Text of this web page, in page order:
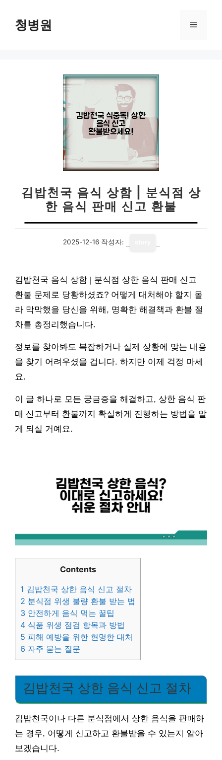
청병원 메
김밥천국 음식 상함 | 분식점 상
한 음식 판매 신고 환불
2025-12-16 작성자:
김밥천국 음식 상함 | 분식점 상한 음식 판매 신고
환불 문제로 당황하셨죠? 어떻게 대처해야 할지 몰
라 막막했을 당신을 위해, 명확한 해결책과 환불 절
차를 총정리했습니다.
정보를 찾아봐도 복잡하거나 실제 상황에 맞는 내용
을 찾기 어려우셨을 겁니다. 하지만 이제 걱정 마세
요.
이 글 하나로 모든 궁금증을 해결하고, 상한 음식 판
매 신고부터 환불까지 확실하게 진행하는 방법을 알
게 되실 거예요.
Contents
1 김밥천국 상한 음식 신고 절차
2 분식점 위생 불량 환불 받는 법
3 안전하게 음식 먹는 꿀팁
4 식품 위생 점검 항목과 방법
5 피해 예방을 위한 현명한 대처
6 자주 묻는 질문
김밥천국 상한 음식 신고 절차
김밥천국이나 다른 분식점에서 상한 음식을 판매하
는 경우, 어떻게 신고하고 환불받을 수 있는지 알아
보겠습니다.